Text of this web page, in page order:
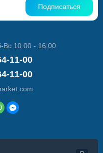
Подписаться
Вс 10:00 - 16:00
11-00
11-00